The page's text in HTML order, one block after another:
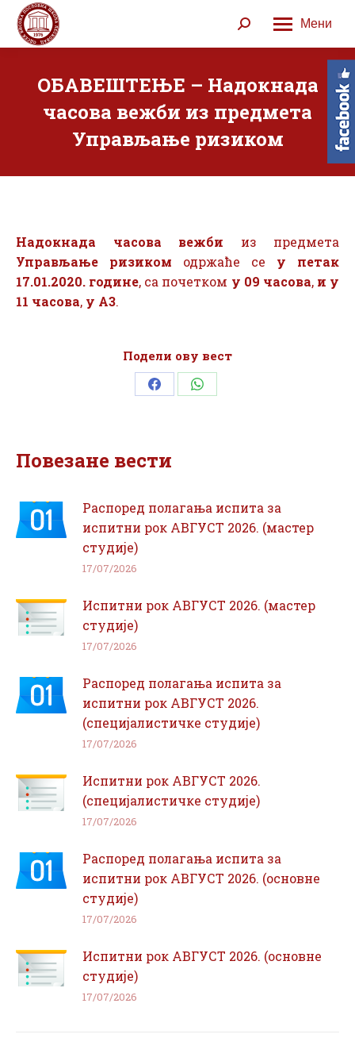
Мени
Search:
ОБАВЕШТЕЊЕ – Надокнада
часова вежби из предмета
Управљање ризиком
Надокнада часова вежби из предмета
Управљање ризиком одржаће се у петак
17.01.2020. године, са почетком у 09 часова, и у
11 часова, у А3.
Подели ову вест
Share Share
Повезане вести
Распоред полагања испита за
испитни рок АВГУСТ 2026. (мастер
студије)
17/07/2026
Испитни рок АВГУСТ 2026. (мастер
студије)
17/07/2026
Распоред полагања испита за
испитни рок АВГУСТ 2026.
(специјалистичке студије)
17/07/2026
Испитни рок АВГУСТ 2026.
(специјалистичке студије)
17/07/2026
Распоред полагања испита за
испитни рок АВГУСТ 2026. (основне
студије)
17/07/2026
Испитни рок АВГУСТ 2026. (основне
студије)
17/07/2026